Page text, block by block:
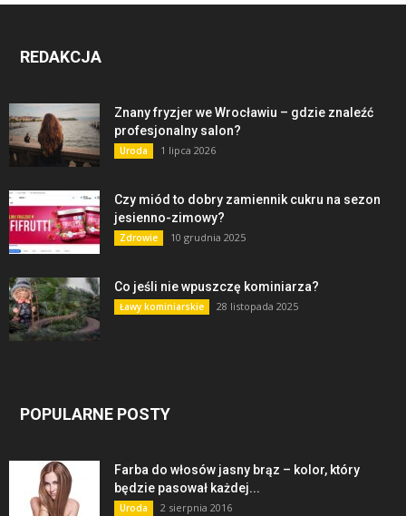
REDAKCJA
Znany fryzjer we Wrocławiu – gdzie znaleźć
profesjonalny salon?
Uroda 1 lipca 2026
Czy miód to dobry zamiennik cukru na sezon
jesienno-zimowy?
Zdrowie 10 grudnia 2025
Co jeśli nie wpuszczę kominiarza?
Ławy kominiarskie 28 listopada 2025
POPULARNE POSTY
Farba do włosów jasny brąz – kolor, który
będzie pasował każdej...
Uroda 2 sierpnia 2016